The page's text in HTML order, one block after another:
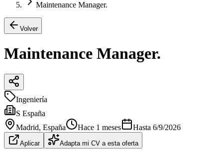
Maintenance Manager.
Volver
Maintenance Manager.
Ingeniería
S España
Madrid, España Hace 1 meses Hasta 6/9/2026
Aplicar Adapta mi CV a esta oferta